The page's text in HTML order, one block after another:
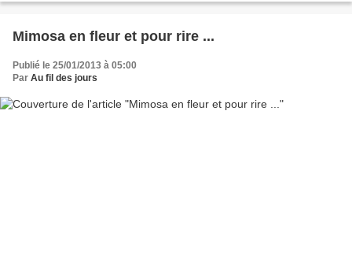
Mimosa en fleur et pour rire ...
Publié le 25/01/2013 à 05:00
Par Au fil des jours